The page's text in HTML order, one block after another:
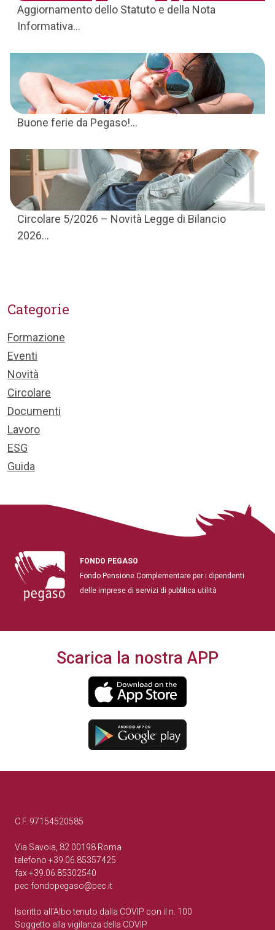
Aggiornamento dello Statuto e della Nota
Informativa...
Buone ferie da Pegaso!...
Circolare 5/2026 – Novità Legge di Bilancio
2026...
Categorie
Formazione
Eventi
Novità
Circolare
Documenti
Lavoro
ESG
Guida
FONDO PEGASO
Fondo Pensione Complementare per i dipendenti
delle imprese di servizi di pubblica utilità
Scarica la nostra APP
C.F. 97154520585
Via Savoia, 82 00198 Roma
telefono +39.06.85357425
fax +39.06.85302540
pec fondopegaso@pec.it
Iscritto all’Albo tenuto dalla COVIP con il n. 100
Soggetto alla vigilanza della COVIP